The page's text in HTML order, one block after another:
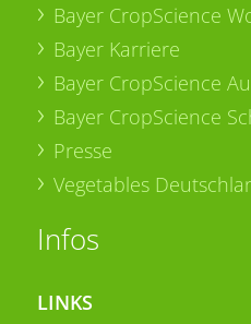
Bayer CropScience
Bayer Karriere
Bayer CropScience
Bayer CropScience
Presse
Vegetables
Infos
LINKS